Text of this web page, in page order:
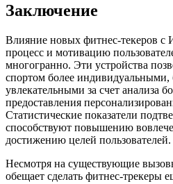
Заключение
Влияние новых фитнес-текеров
процесс и мотивацию
многогранно. Эти устройства
спортом более индивидуальными,
увлекательными за счет анализа
предоставления
Статистические показатели
способствуют повышению
достижению целей пользователей.
Несмотря на существующие
обещает сделать фитнес-трекеры